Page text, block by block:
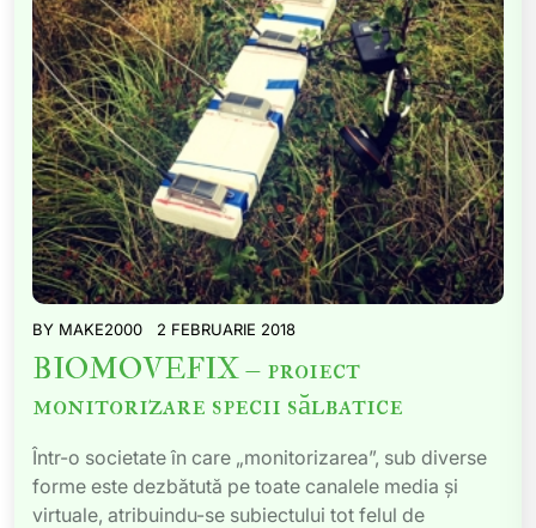
BY MAKE2000 2 FEBRUARIE 2018
BIOMOVEFIX – proiect
monitorizare specii sălbatice
Într-o societate în care „monitorizarea”, sub diverse
forme este dezbătută pe toate canalele media și
virtuale, atribuindu-se subiectului tot felul de